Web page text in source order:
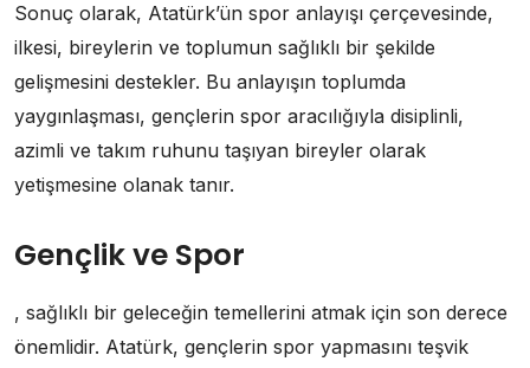
Sonuç olarak, Atatürk’ün spor anlayışı çerçevesinde,
ilkesi, bireylerin ve toplumun sağlıklı bir şekilde
gelişmesini destekler. Bu anlayışın toplumda
yaygınlaşması, gençlerin spor aracılığıyla disiplinli,
azimli ve takım ruhunu taşıyan bireyler olarak
yetişmesine olanak tanır.
Gençlik ve Spor
, sağlıklı bir geleceğin temellerini atmak için son derece
önemlidir. Atatürk, gençlerin spor yapmasını teşvik